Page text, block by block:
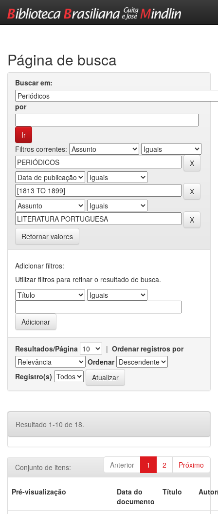
Página de busca
Buscar em:
por
Filtros correntes:
Retornar valores
Adicionar filtros:
Utilizar filtros para refinar o resultado de busca.
Resultados/Página | Ordenar registros por
Ordenar
Registro(s)
Resultado 1-10 de 18.
Anterior 1 2 Próximo
Conjunto de itens:
Pré-visualização
Data do
documento
Título